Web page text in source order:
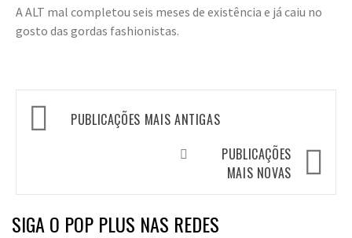
A ALT mal completou seis meses de existência e já caiu no
gosto das gordas fashionistas.
Navegação
por
PUBLICAÇÕES MAIS ANTIGAS
PUBLICAÇÕES
MAIS NOVAS
SIGA O POP PLUS NAS REDES